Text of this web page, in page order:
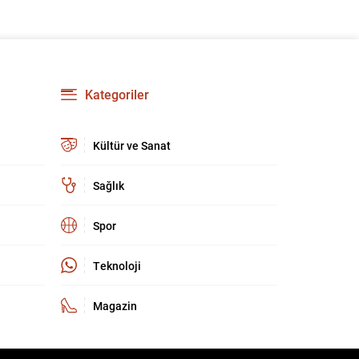
Kategoriler
Kültür ve Sanat
Sağlık
Spor
Teknoloji
Magazin